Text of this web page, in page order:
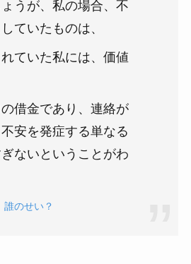
うが、私の場合、不
ていたものは、
れていた私には、価値
借金であり、連絡が
安を発症する単なる
ないということがわ
誰のせい？